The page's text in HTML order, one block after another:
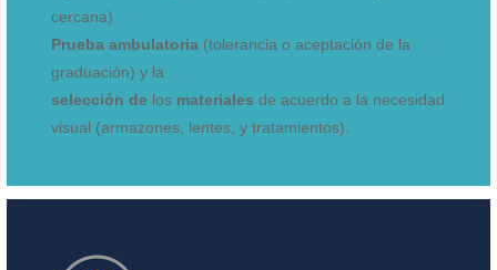
cercana)
Prueba ambulatoria (tolerancia o aceptación de la
graduación) y la
selección de los materiales de acuerdo a la necesidad
visual (armazones, lentes, y tratamientos).